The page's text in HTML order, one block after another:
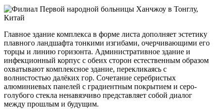
Главное здание комплекса в форме листа дополняет эстетику
плавного ландшафта тонкими изгибами, очерчивающими его
торцы и линию горизонта. Административное здание и
инфекционный корпус с обеих сторон естественным образом
охватывают комплексное здание, перекликаясь с
волнистостью далёких гор. Сочетание серебристых
алюминиевых панелей с градиентным покрытием и серо-
голубого стекла ненавязчиво представляет собой диалог
между прошлым и будущим.